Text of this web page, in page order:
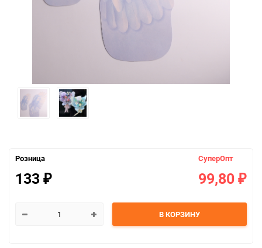
Розница
133 ₽
СуперОпт
99,80 ₽
В КОРЗИНУ